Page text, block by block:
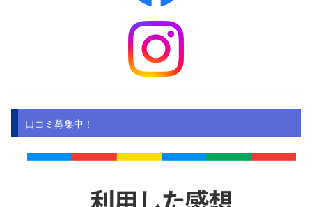
口コミ募集中！